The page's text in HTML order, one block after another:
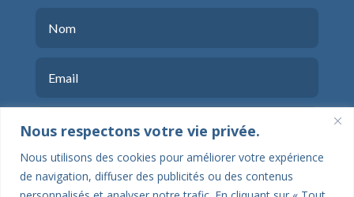
Nous respectons votre vie privée.
Nous utilisons des cookies pour améliorer votre expérience
de navigation, diffuser des publicités ou des contenus